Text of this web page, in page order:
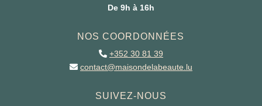
De 9h à 16h
NOS COORDONNÉES
+352 30 81 39
contact@maisondelabeaute.lu
SUIVEZ-NOUS